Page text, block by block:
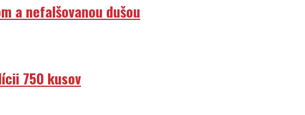
a nefalšovanou dušou
750 kusov